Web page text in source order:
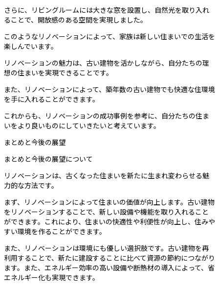
さらに、リビングルームには大きな窓を設置し、自然光を取り入れ
ることで、開放感のある空間を実現しました。
このようなリノベーションによって、家族は新しい住まいでの生活を
楽しんでいます。
リノベーションの魅力は、古い建物を活かしながら、自分たちの理
想の住まいを実現できることです。
また、リノベーションによって、築年数の古い建物でも快適な住環境
を手に入れることができます。
これからも、リノベーションの成功事例を参考に、自分たちの住ま
いをより良いものにしていきたいと考えています。
まとめと今後の展望
まとめと今後の展望について
リノベーションは、古くなった住まいを新たに生まれ変わらせる魅
力的な方法です。
まず、リノベーションによって住まいの価値が向上します。古い建物
をリノベーションすることで、新しい設備や機能を取り入れること
ができます。これにより、住まいの快適性や利便性が向上し、住みや
すい環境を作ることができます。
また、リノベーションは環境にも優しい選択肢です。古い建物を再
利用することで、新たに建設することに比べて資源の節約につながり
ます。また、エネルギー効率の高い設備や断熱材の導入によって、省
エネルギー化も実現できます。